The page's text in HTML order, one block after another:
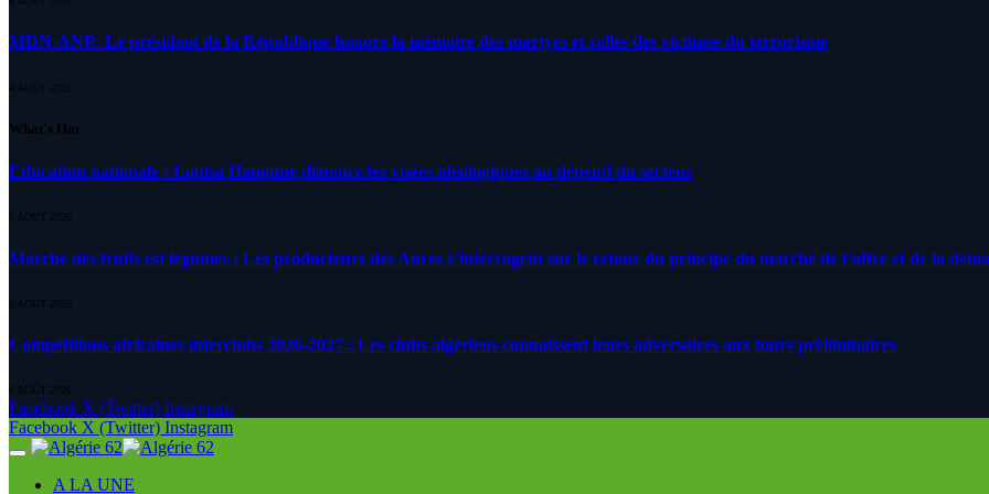
MDN-ANP: Le président de la République honore la mémoire des martyrs et celles des victimes du terrorisme
4 AOÛT 2026
What's Hot
Education nationale : Louisa Hanoune dénonce les visées idéologiques au dépend du secteur
7 AOÛT 2026
Marché des fruits est légumes : Les producteurs des Aures s’interrogent sur le retour du principe du marché de l’offre et de la
6 AOÛT 2026
Compétitions africaines interclubs 2026-2027 : Les clubs algériens connaissent leurs adversaires aux tours préliminaires
6 AOÛT 2026
Facebook X (Twitter) Instagram
Facebook X (Twitter) Instagram
A LA UNE